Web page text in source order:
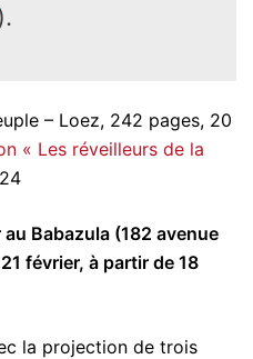
– Loez, 242 pages, 20
« Les réveilleurs de la
Babazula (182 avenue
février, à partir de 18
la projection de trois